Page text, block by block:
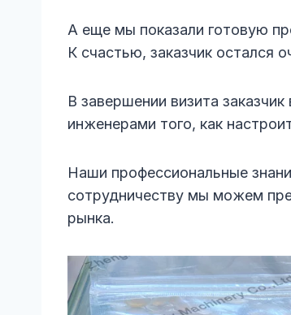
А еще мы показали готовую
К счастью, заказчик остался
В завершении визита
инженерами того, как
Наши профессиональные
сотрудничеству мы можем
рынка.